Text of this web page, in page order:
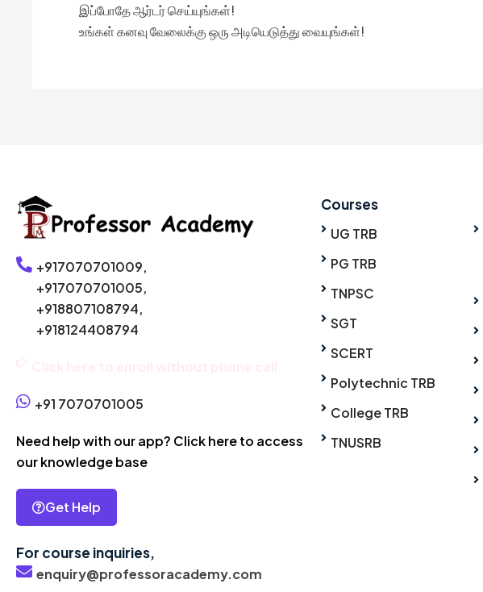
இப்போதே ஆர்டர் செய்யுங்கள்!
உங்கள் கனவு வேலைக்கு ஒரு அடியெடுத்து வையுங்கள்!
+917070701009,
+917070701005,
+918807108794,
+918124408794
+91 7070701005
Need help with our app? Click here to access
our knowledge base
Get Help
For course inquiries,
enquiry@professoracademy.com
Courses
UG TRB
PG TRB
TNPSC
SGT
SCERT
Polytechnic TRB
College TRB
TNUSRB